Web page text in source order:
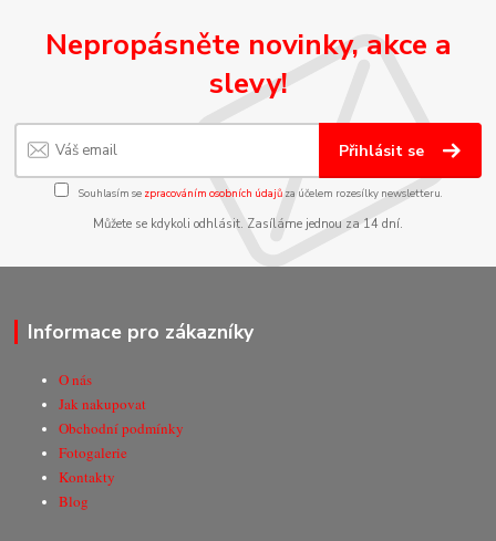
Nepropásněte novinky, akce a
slevy!
Přihlásit se
Souhlasím se zpracováním osobních údajůza účelem rozesílky newsletteru.
Můžete se kdykoli odhlásit. Zasíláme jednou za 14 dní.
Informace pro zákazníky
O nás
Jak nakupovat
Obchodní podmínky
Fotogalerie
Kontakty
Blog